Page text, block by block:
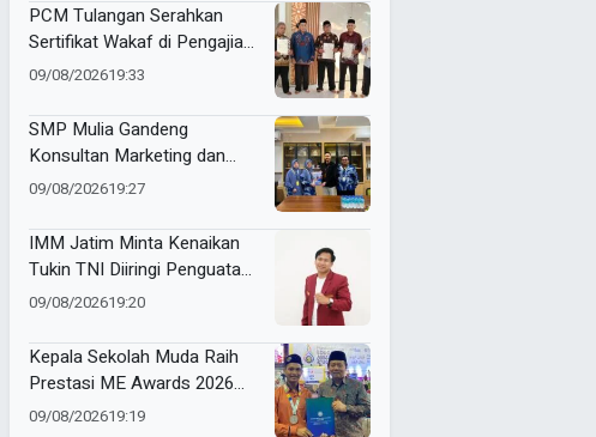
PCM Tulangan Serahkan
Sertifikat Wakaf di Pengajian
Ahad Pagi
09/08/202619:33
SMP Mulia Gandeng
Konsultan Marketing dan
Branding, Strategi Baru
09/08/202619:27
IMM Jatim Minta Kenaikan
Tukin TNI Diiringi Penguatan
Kesejahteraan Guru
09/08/202619:20
Kepala Sekolah Muda Raih
Prestasi ME Awards 2026
dan Borong 6 Medali
09/08/202619:19